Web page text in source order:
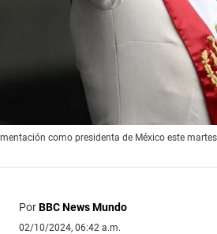
como presidenta de México este
PorBBC News Mundo
02/10/2024, 06:42 a.m.